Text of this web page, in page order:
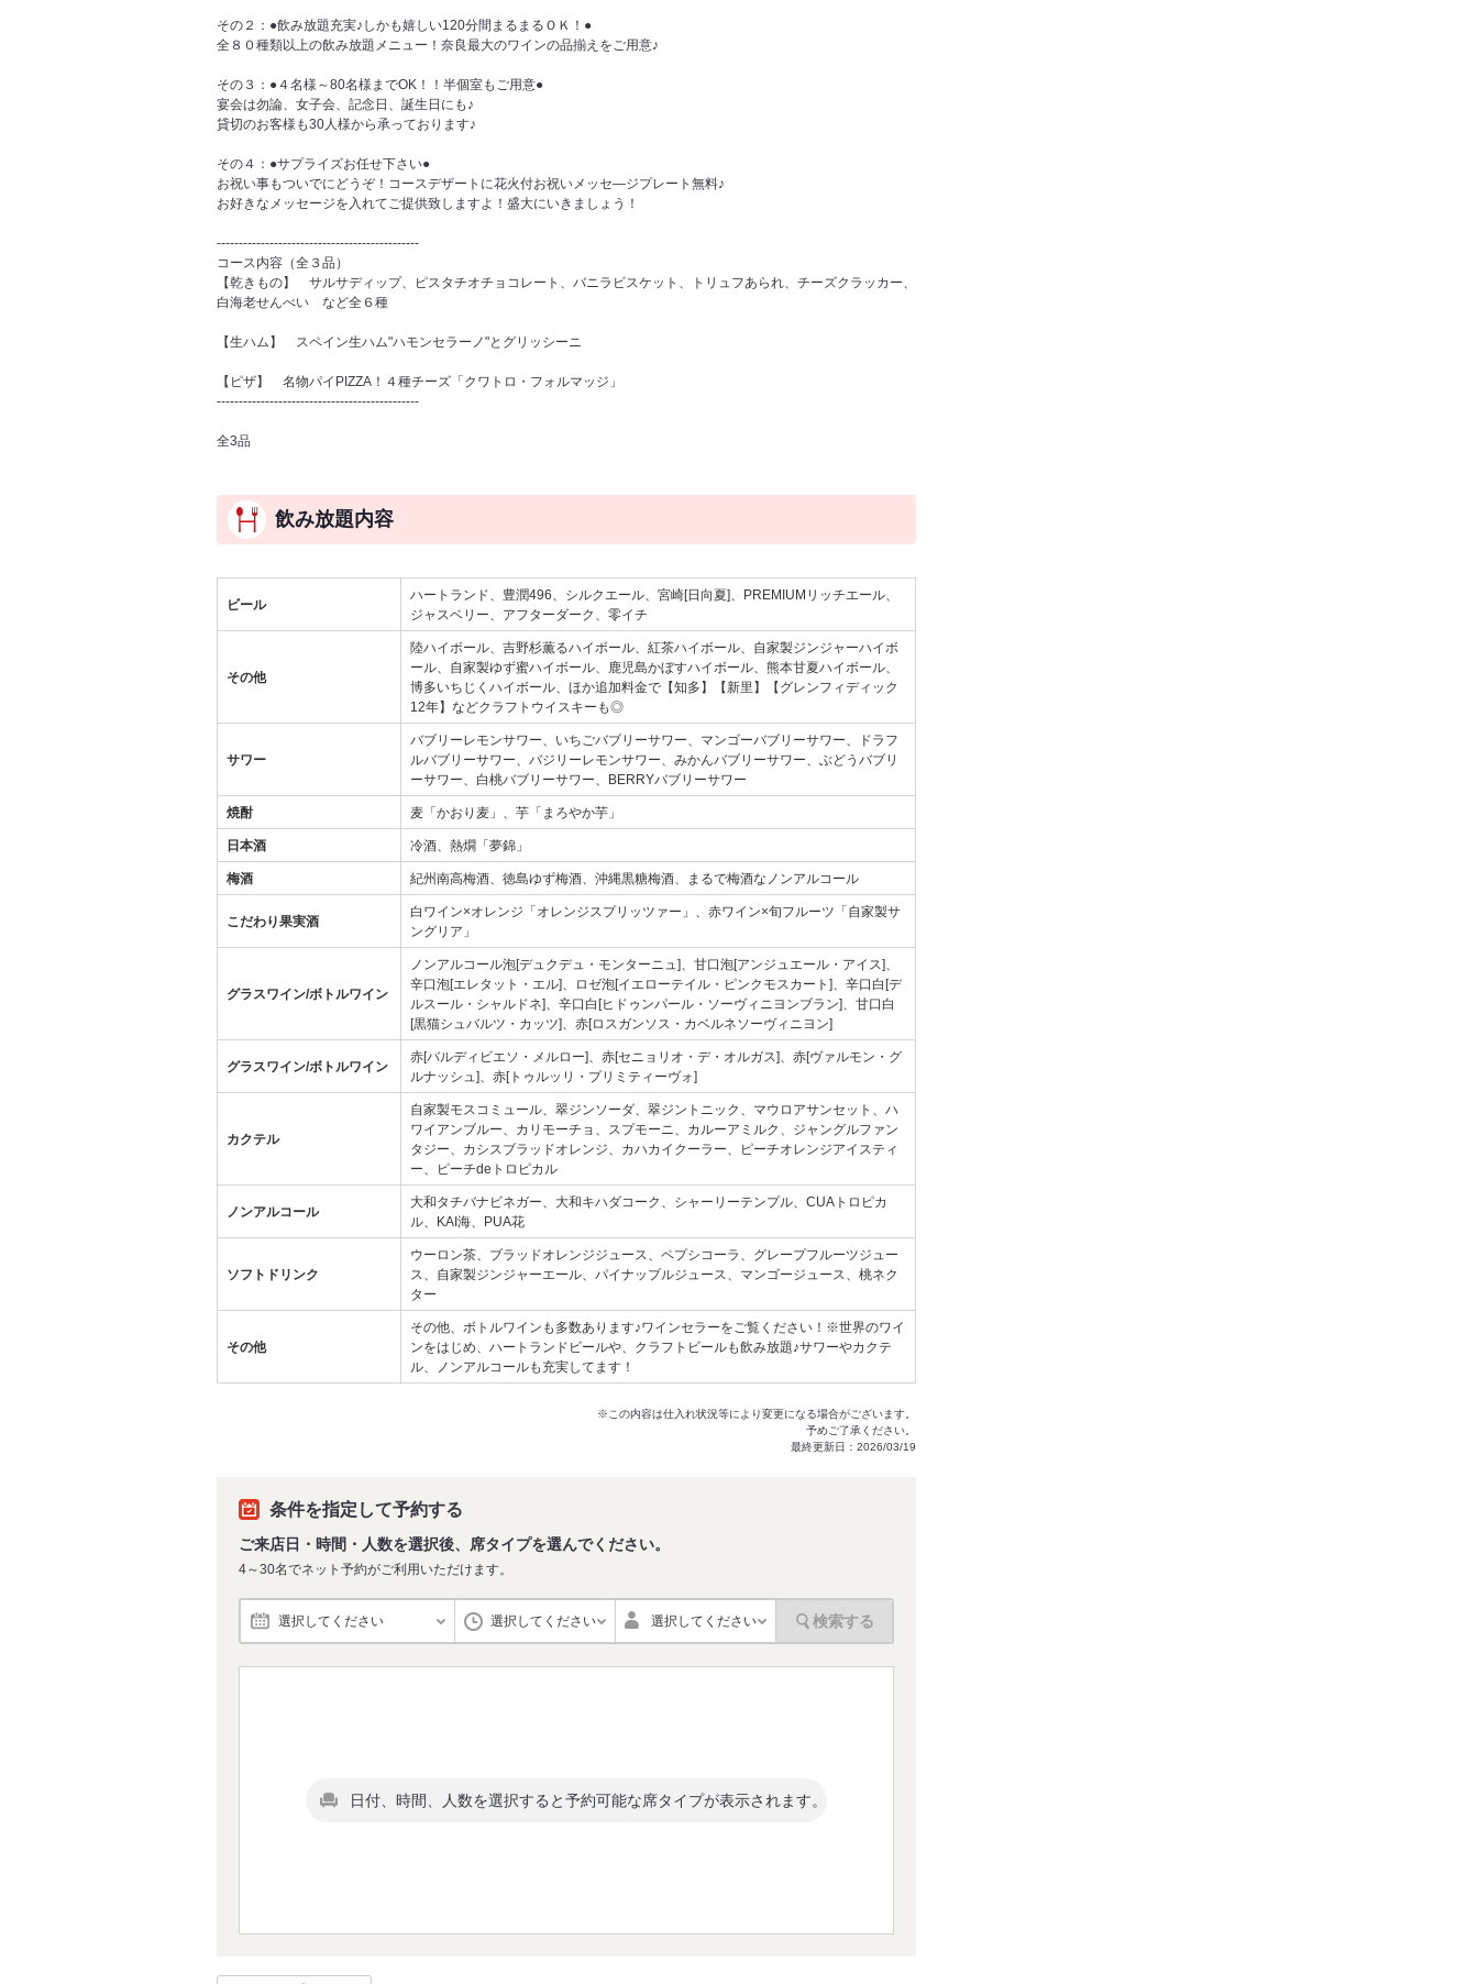
その２：●飲み放題充実♪しかも嬉しい120分間まるまるＯＫ！●
全８０種類以上の飲み放題メニュー！奈良最大のワインの品揃えをご用意♪
その３：●４名様～80名様までOK！！半個室もご用意●
宴会は勿論、女子会、記念日、誕生日にも♪
貸切のお客様も30人様から承っております♪
その４：●サプライズお任せ下さい●
お祝い事もついでにどうぞ！コースデザートに花火付お祝いメッセ―ジプレート無料♪
お好きなメッセージを入れてご提供致しますよ！盛大にいきましょう！
----------------------------------------------
コース内容（全３品）
【乾きもの】 サルサディップ、ピスタチオチョコレート、バニラビスケット、トリュフあられ、チーズクラッカー、
白海老せんべい など全６種
【生ハム】 スペイン生ハム"ハモンセラーノ"とグリッシーニ
【ピザ】 名物パイPIZZA！４種チーズ「クワトロ・フォルマッジ」
----------------------------------------------
全3品
飲み放題内容
ビール
ハートランド、豊潤496、シルクエール、宮崎[日向夏]、PREMIUMリッチエール、
ジャスベリー、アフターダーク、零イチ
その他
陸ハイボール、吉野杉薫るハイボール、紅茶ハイボール、自家製ジンジャーハイボ
ール、自家製ゆず蜜ハイボール、鹿児島かぼすハイボール、熊本甘夏ハイボール、
博多いちじくハイボール、ほか追加料金で【知多】【新里】【グレンフィディック
12年】などクラフトウイスキーも◎
サワー
バブリーレモンサワー、いちごバブリーサワー、マンゴーバブリーサワー、ドラフ
ルバブリーサワー、バジリーレモンサワー、みかんバブリーサワー、ぶどうバブリ
ーサワー、白桃バブリーサワー、BERRYバブリーサワー
焼酎 麦「かおり麦」、芋「まろやか芋」
日本酒 冷酒、熱燗「夢錦」
梅酒 紀州南高梅酒、徳島ゆず梅酒、沖縄黒糖梅酒、まるで梅酒なノンアルコール
こだわり果実酒
白ワイン×オレンジ「オレンジスプリッツァー」、赤ワイン×旬フルーツ「自家製サ
ングリア」
グラスワイン/ボトルワイン
ノンアルコール泡[デュクデュ・モンターニュ]、甘口泡[アンジュエール・アイス]、
辛口泡[エレタット・エル]、ロゼ泡[イエローテイル・ピンクモスカート]、辛口白[デ
ルスール・シャルドネ]、辛口白[ヒドゥンパール・ソーヴィニヨンブラン]、甘口白
[黒猫シュバルツ・カッツ]、赤[ロスガンソス・カベルネソーヴィニヨン]
グラスワイン/ボトルワイン
赤[バルディビエソ・メルロー]、赤[セニョリオ・デ・オルガス]、赤[ヴァルモン・グ
ルナッシュ]、赤[トゥルッリ・プリミティーヴォ]
カクテル
自家製モスコミュール、翠ジンソーダ、翠ジントニック、マウロアサンセット、ハ
ワイアンブルー、カリモーチョ、スプモーニ、カルーアミルク、ジャングルファン
タジー、カシスブラッドオレンジ、カハカイクーラー、ピーチオレンジアイスティ
ー、ピーチdeトロピカル
ノンアルコール
大和タチバナビネガー、大和キハダコーク、シャーリーテンプル、CUAトロピカ
ル、KAI海、PUA花
ソフトドリンク
ウーロン茶、ブラッドオレンジジュース、ペプシコーラ、グレープフルーツジュー
ス、自家製ジンジャーエール、パイナップルジュース、マンゴージュース、桃ネク
ター
その他
その他、ボトルワインも多数あります♪ワインセラーをご覧ください！※世界のワイ
ンをはじめ、ハートランドビールや、クラフトビールも飲み放題♪サワーやカクテ
ル、ノンアルコールも充実してます！
※この内容は仕入れ状況等により変更になる場合がございます。
予めご了承ください。
最終更新日：2026/03/19
条件を指定して予約する
ご来店日・時間・人数を選択後、席タイプを選んでください。
4～30名でネット予約がご利用いただけます。
選択してください 選択してください 選択してください 検索する
日付、時間、人数を選択すると予約可能な席タイプが表示されます。